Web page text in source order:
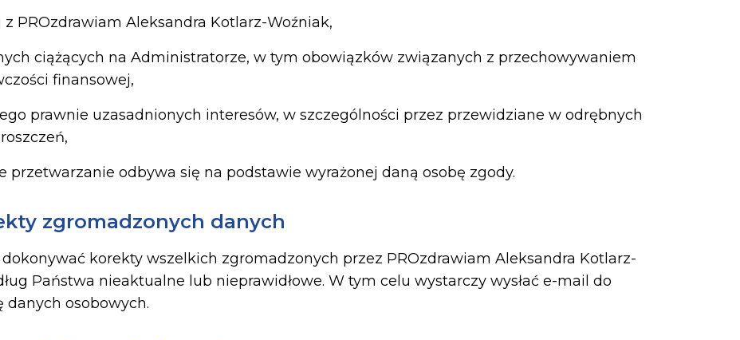
PROzdrawiam Aleksandra Kotlarz-Woźniak,
ciążących na Administratorze, w tym obowiązków związanych z przechowywaniem
finansowej,
prawnie uzasadnionych interesów, w szczególności przez przewidziane w odrębnych
przetwarzanie odbywa się na podstawie wyrażonej daną osobę zgody.
zgromadzonych danych
korekty wszelkich zgromadzonych przez PROzdrawiam Aleksandra Kotlarz-
Państwa nieaktualne lub nieprawidłowe. W tym celu wystarczy wysłać e-mail do
danych osobowych.